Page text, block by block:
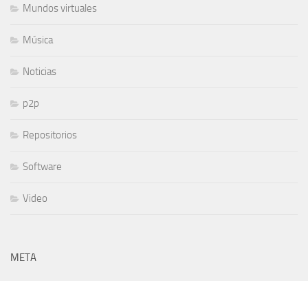
Mundos virtuales
Música
Noticias
p2p
Repositorios
Software
Video
META